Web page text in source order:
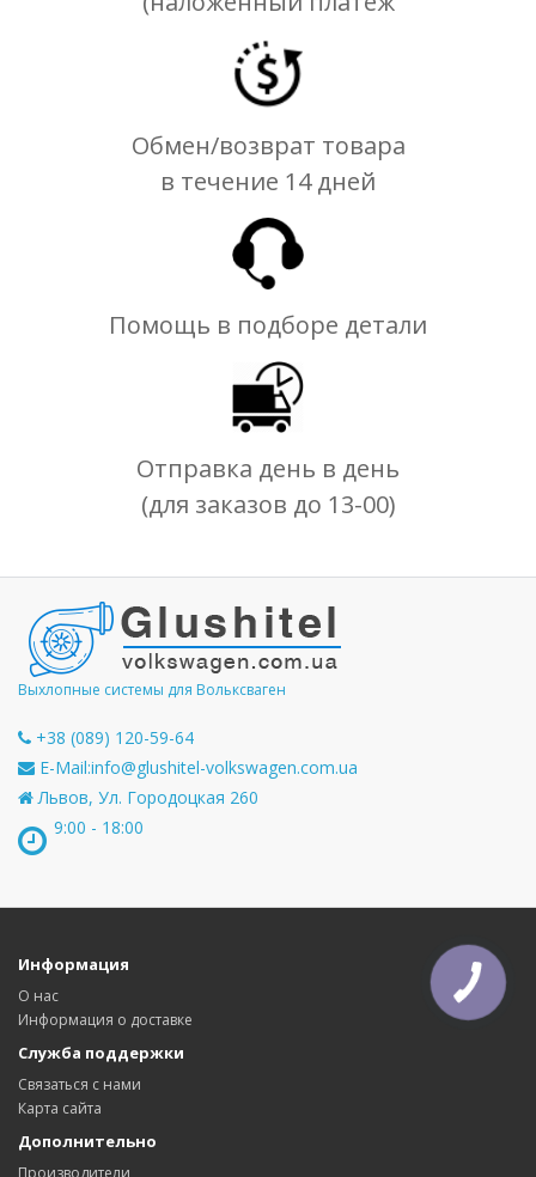
Обмен/возврат товара
в течение 14 дней
Помощь в подборе детали
Отправка день в день
(для заказов до 13-00)
Выхлопные системы для Вольксваген
+38 (089) 120-59-64
E-Mail:info@glushitel-volkswagen.com.ua
Львов, Ул. Городоцкая 260
9:00 - 18:00
Информация
О нас
Информация о доставке
Служба поддержки
Связаться с нами
Карта сайта
Дополнительно
Производители